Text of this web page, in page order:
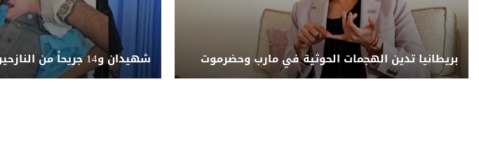
بريطانيا تدين الهجمات الحوثية في مارب وحضرموت شهيدان و14 جريحاً من النازحين في تصعيد حوثي جديد